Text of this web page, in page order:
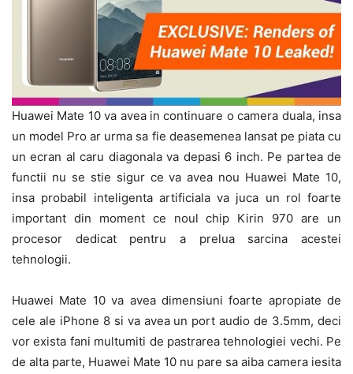
Huawei Mate 10 va avea in continuare o camera duala, insa
un model Pro ar urma sa fie deasemenea lansat pe piata cu
un ecran al caru diagonala va depasi 6 inch. Pe partea de
functii nu se stie sigur ce va avea nou Huawei Mate 10,
insa probabil inteligenta artificiala va juca un rol foarte
important din moment ce noul chip Kirin 970 are un
procesor dedicat pentru a prelua sarcina acestei
tehnologii.
Huawei Mate 10 va avea dimensiuni foarte apropiate de
cele ale iPhone 8 si va avea un port audio de 3.5mm, deci
vor exista fani multumiti de pastrarea tehnologiei vechi. Pe
de alta parte, Huawei Mate 10 nu pare sa aiba camera iesita